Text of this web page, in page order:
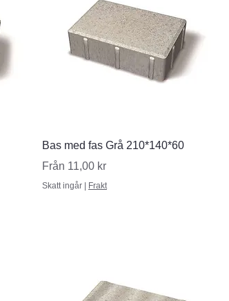
Snabbvisning
Bas med fas Grå 210*140*60
Från 11,00 kr
Reapris
Skatt ingår | Frakt